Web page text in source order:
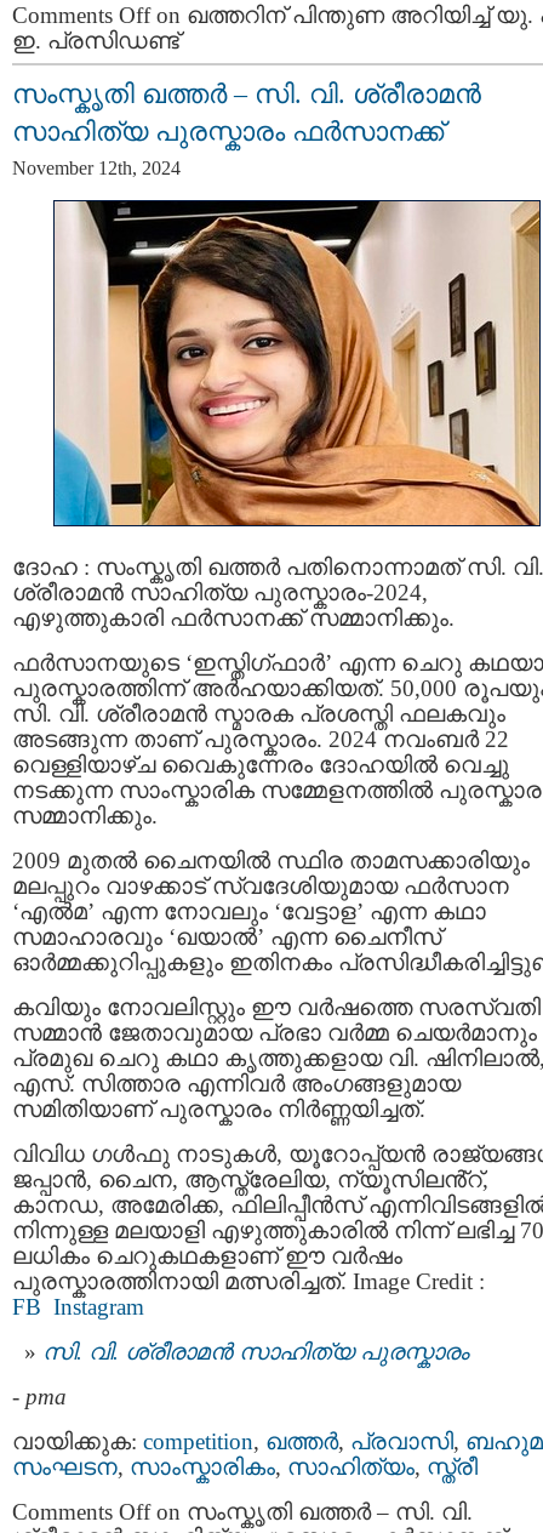
Comments Offon ഖത്തറിന് പിന്തുണ അറിയിച്ച്
ഇ. പ്രസിഡണ്ട്
സംസ്കൃതി ഖത്തർ – സി. വി. ശ്രീരാമൻ
സാഹിത്യ പുരസ്കാരം ഫർസാനക്ക്
November 12th, 2024
ദോഹ : സംസ്കൃതി ഖത്തർ പതിനൊന്നാമത് സി. വി.
ശ്രീരാമൻ സാഹിത്യ പുരസ്കാരം-2024,
എഴുത്തുകാരി ഫർസാനക്ക് സമ്മാനിക്കും.
ഫർസാനയുടെ ‘ഇസ്തിഗ്ഫാർ’ എന്ന ചെറു
പുരസ്കാരത്തിന്ന് അർഹയാക്കിയത്. 50,000
സി. വി. ശ്രീരാമൻ സ്മാരക പ്രശസ്തി ഫലകവും
അടങ്ങുന്ന താണ് പുരസ്കാരം. 2024 നവംബർ 22
വെള്ളിയാഴ്ച വൈകുന്നേരം ദോഹയിൽ വെച്ചു
നടക്കുന്ന സാംസ്കാരിക സമ്മേളനത്തിൽ
സമ്മാനിക്കും.
2009 മുതൽ ചൈനയിൽ സ്ഥിര താമസക്കാരിയും
മലപ്പുറം വാഴക്കാട് സ്വദേശിയുമായ ഫർസാന
‘എൽമ’ എന്ന നോവലും ‘വേട്ടാള’ എന്ന കഥാ
സമാഹാരവും ‘ഖയാൽ’ എന്ന ചൈനീസ്
ഓർമ്മക്കുറിപ്പുകളും ഇതിനകം
കവിയും നോവലിസ്റ്റും ഈ വർഷത്തെ സരസ്വതി
സമ്മാൻ ജേതാവുമായ പ്രഭാ വർമ്മ ചെയർമാനും
പ്രമുഖ ചെറു കഥാ കൃത്തുക്കളായ വി.
എസ്. സിത്താര എന്നിവർ അംഗങ്ങളുമായ
സമിതിയാണ് പുരസ്കാരം നിർണ്ണയിച്ചത്.
വിവിധ ഗൾഫു നാടുകൾ, യൂറോപ്പ്യൻ
ജപ്പാൻ, ചൈന, ആസ്ത്രേലിയ, ന്യൂസിലൻ്റ്,
കാനഡ, അമേരിക്ക, ഫിലിപ്പീൻസ്
നിന്നുള്ള മലയാളി എഴുത്തുകാരിൽ നിന്ന് ലഭിച്ച
ലധികം ചെറുകഥകളാണ് ഈ വർഷം
പുരസ്കാരത്തിനായി മത്സരിച്ചത്. Image Credit :
FB Instagram
സി. വി. ശ്രീരാമൻ സാഹിത്യ പുരസ്കാരം
- pma
വായിക്കുക: competition, ഖത്തര്‍, പ്രവാസി,
സംഘടന, സാംസ്കാരികം, സാഹിത്യം, സ്ത്രീ
Comments Offon സംസ്കൃതി ഖത്തർ – സി. വി.